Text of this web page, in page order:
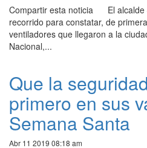
Compartir esta noticia El alcalde
recorrido para constatar, de
ventiladores que llegaron a la
Nacional,...
Que la
primero en sus
Semana Santa
Abr 11 2019 08:18 am